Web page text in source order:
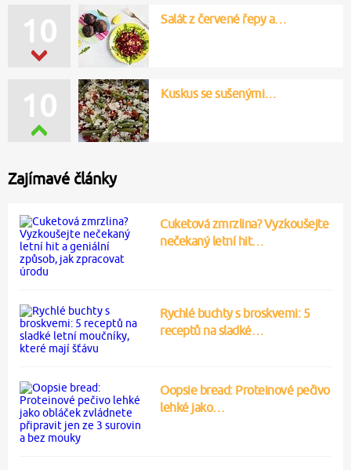
10 Salát z červené řepy a…
10 Kuskus se sušenými…
Zajímavé články
Cuketová zmrzlina? Vyzkoušejte
nečekaný letní hit…
Rychlé buchty s broskvemi: 5
receptů na sladké…
Oopsie bread: Proteinové pečivo
lehké jako…